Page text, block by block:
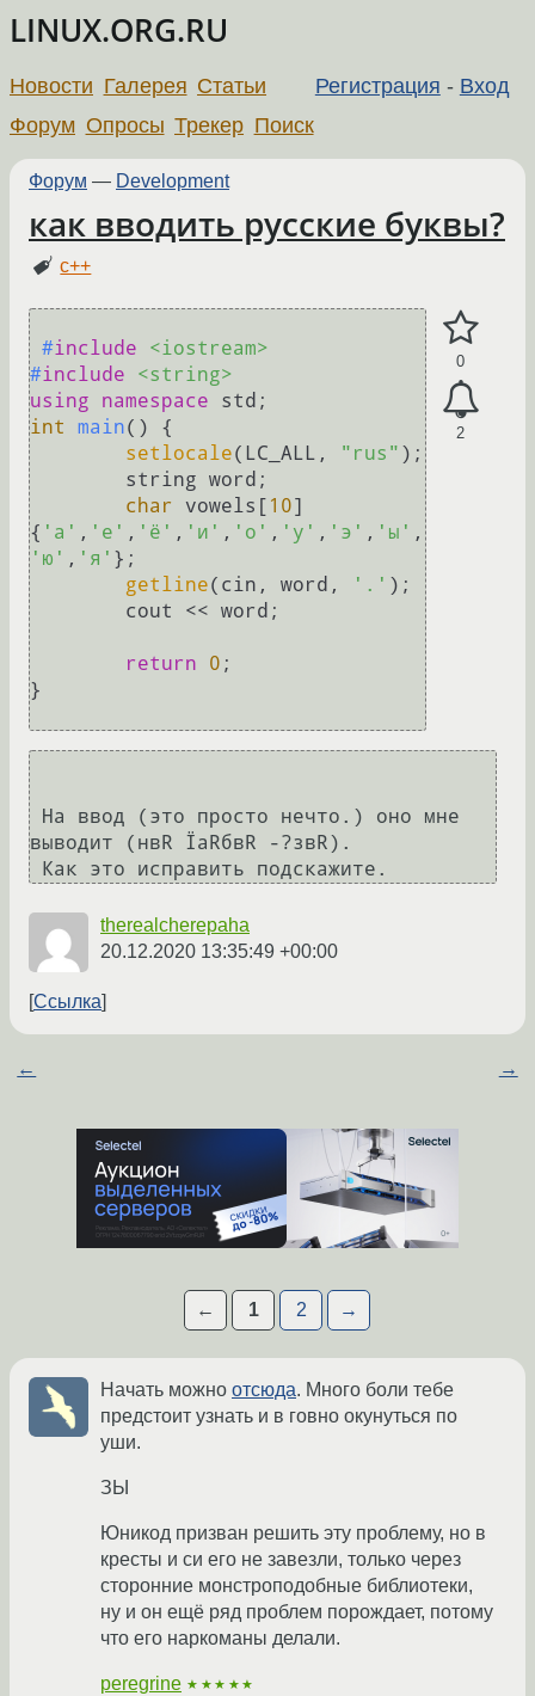
LINUX.ORG.RU
Регистрация - Вход
Новости Галерея Статьи
Форум Опросы Трекер Поиск
Форум — Development
как вводить русские буквы?
c++
0
2
#include
<iostream>
#include
<string>
using
namespace
int
main()
{
setlocale(LC_ALL, "rus" );
char vowels[ 10]
{ 'а' , 'е' , 'ё' , 'и' , 'о' , 'у' , 'э' , 'ы' ,
'ю' , 'я' };
getline(cin, word, '.' );
return 0 ;
}
выводит (нвR ЇаRбвR -?звR).
Как это исправить подскажите.
therealcherepaha
20.12.2020 13:35:49 +00:00
Ссылка
← →
← 1 2 →
Начать можно отсюда. Много боли тебе
предстоит узнать и в говно окунуться по
уши.
ЗЫ
Юникод призван решить эту проблему, но в
кресты и си его не завезли, только через
сторонние монстроподобные библиотеки,
ну и он ещё ряд проблем порождает, потому
что его наркоманы делали.
peregrine ★★★★★